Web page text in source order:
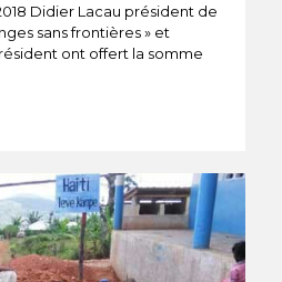
Didier Lacau président de
sans frontières » et
ont offert la somme